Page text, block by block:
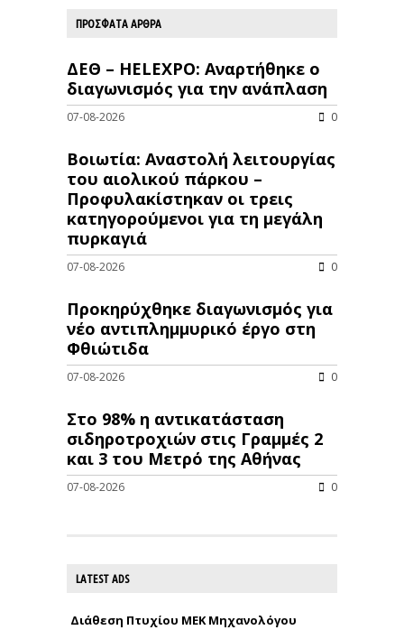
ΠΡΟΣΦΑΤΑ ΑΡΘΡΑ
ΔΕΘ – HELEXPO: Αναρτήθηκε ο
διαγωνισμός για την ανάπλαση
07-08-2026 0
Βοιωτία: Αναστολή λειτουργίας
του αιολικού πάρκου –
Προφυλακίστηκαν οι τρεις
κατηγορούμενοι για τη μεγάλη
πυρκαγιά
07-08-2026 0
Προκηρύχθηκε διαγωνισμός για
νέo αντιπλημμυρικό έργο στη
Φθιώτιδα
07-08-2026 0
Στο 98% η αντικατάσταση
σιδηροτροχιών στις Γραμμές 2
και 3 του Μετρό της Αθήνας
07-08-2026 0
LATEST ADS
Διάθεση Πτυχίου ΜΕΚ Μηχανολόγου